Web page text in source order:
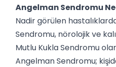
Angelman Sendromu
Nadir görülen
Sendromu, nörolojik ve
Mutlu Kukla Sendromu
Angelman Sendromu;